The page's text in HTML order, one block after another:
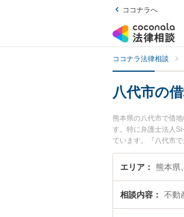
ココナラへ
ココナラ法律相談
八代市の
熊本県の八代市で借
す。特に弁護士法人
ています。『八代市
で借地権を法律相談
エリア 熊本県
相談内容 不動